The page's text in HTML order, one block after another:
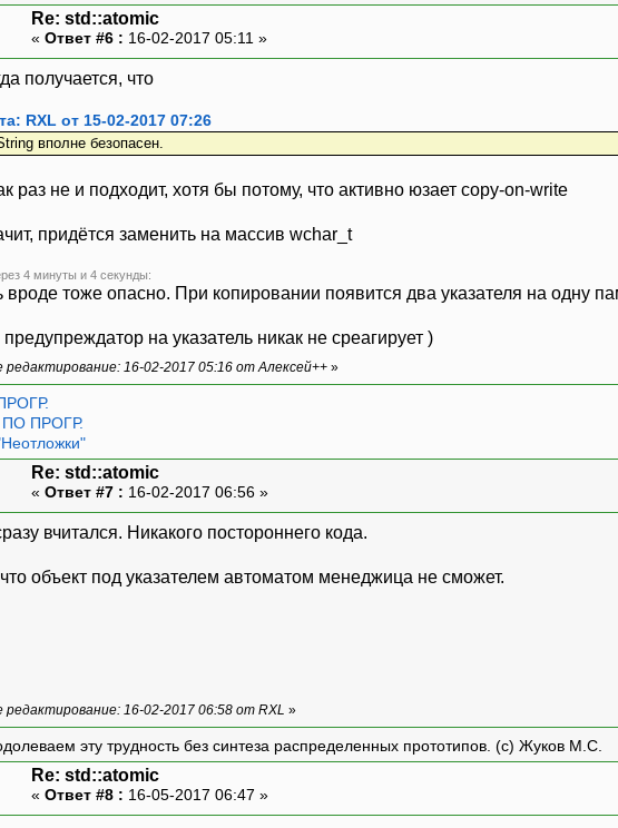
Re: std::atomic
« Ответ #6 : 16-02-2017 05:11 »
получается, что
RXL от 15-02-2017 07:26
вполне безопасен.
раз не и подходит, хотя бы потому, что активно юзает copy-on-write
придётся заменить на массив wchar_t
4 минуты и 4 секунды:
вроде тоже опасно. При копировании появится два указателя на одну
на указатель никак не среагирует )
редактирование: 16-02-2017 05:16 от Алексей++ »
ПРОГР.
Re: std::atomic
« Ответ #7 : 16-02-2017 06:56 »
вчитался. Никакого постороннего кода.
объект под указателем автоматом менеджица не сможет.
редактирование: 16-02-2017 06:58 от RXL »
эту трудность без синтеза распределенных прототипов. (с) Жуков М.С.
Re: std::atomic
« Ответ #8 : 16-05-2017 06:47 »